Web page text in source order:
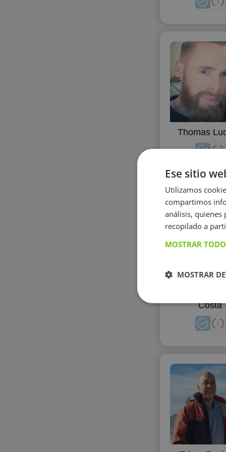
Thomas
Costa
Ese sitio
Utilizamos
compartimos
análisis,
recopilado a
MOSTRAR
MOSTRAR